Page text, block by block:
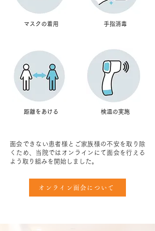
マスクの着用
距離をあける
手指消毒
検温の実施
面会できない患者様とご家族様の不安を取り除
くため、当院ではオンラインにて面会を行える
よう取り組みを開始しました。
オンライン面会について